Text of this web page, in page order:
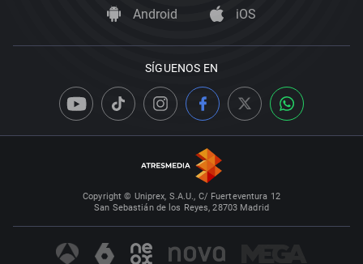
Android iOS
SÍGUENOS EN
Copyright © Uniprex, S.A.U., C/ Fuerteventura 12
San Sebastián de los Reyes, 28703 Madrid